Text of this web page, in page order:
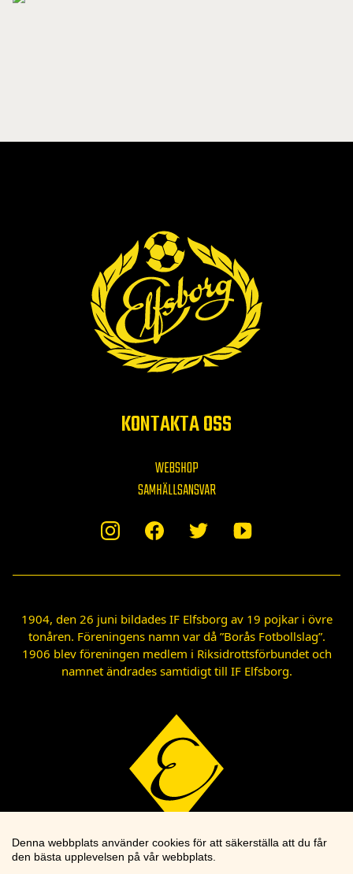
KONTAKTA OSS
WEBSHOP
SAMHÄLLSANSVAR
1904, den 26 juni bildades IF Elfsborg av 19 pojkar i övre
tonåren. Föreningens namn var då ”Borås Fotbollslag”.
1906 blev föreningen medlem i Riksidrottsförbundet och
namnet ändrades samtidigt till IF Elfsborg.
Denna webbplats använder cookies för att säkerställa att du får
den bästa upplevelsen på vår webbplats.